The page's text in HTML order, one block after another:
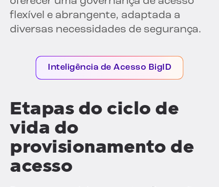
flexível e abrangente, adaptada a
diversas necessidades de segurança.
Inteligência de Acesso BigID
Etapas do ciclo de
vida do
provisionamento de
acesso